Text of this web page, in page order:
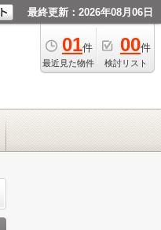
最終更新：2026年08月06日
01件
最近見た物件
00件
検討リスト